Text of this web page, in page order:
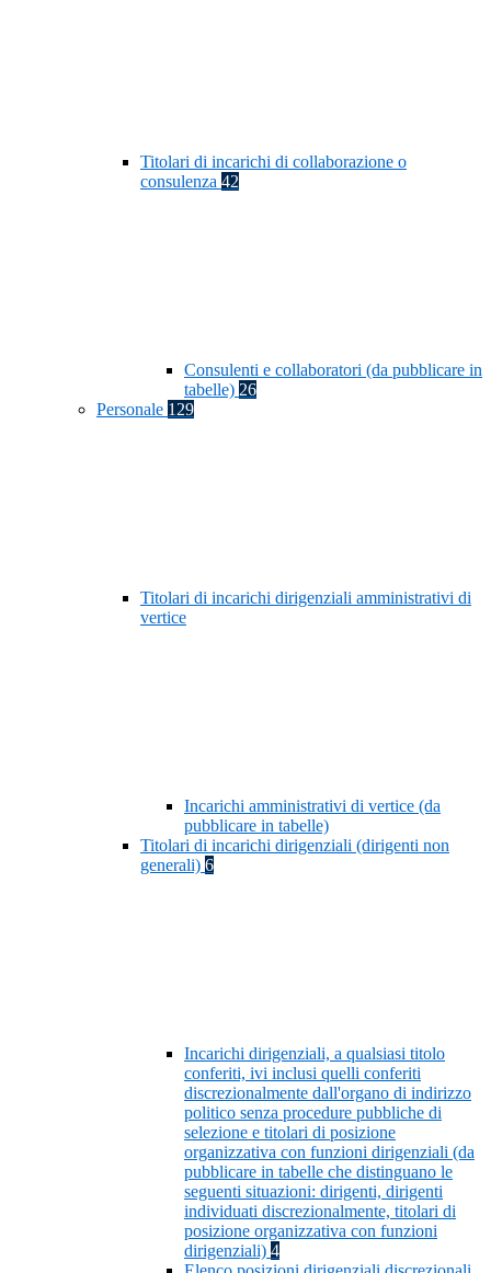
Titolari di incarichi di collaborazione o
consulenza 42
Consulenti e collaboratori (da pubblicare in
tabelle) 26
Personale 129
Titolari di incarichi dirigenziali amministrativi di
vertice
Incarichi amministrativi di vertice (da
pubblicare in tabelle)
Titolari di incarichi dirigenziali (dirigenti non
generali) 6
Incarichi dirigenziali, a qualsiasi titolo
conferiti, ivi inclusi quelli conferiti
discrezionalmente dall'organo di indirizzo
politico senza procedure pubbliche di
selezione e titolari di posizione
organizzativa con funzioni dirigenziali (da
pubblicare in tabelle che distinguano le
seguenti situazioni: dirigenti, dirigenti
individuati discrezionalmente, titolari di
posizione organizzativa con funzioni
dirigenziali) 4